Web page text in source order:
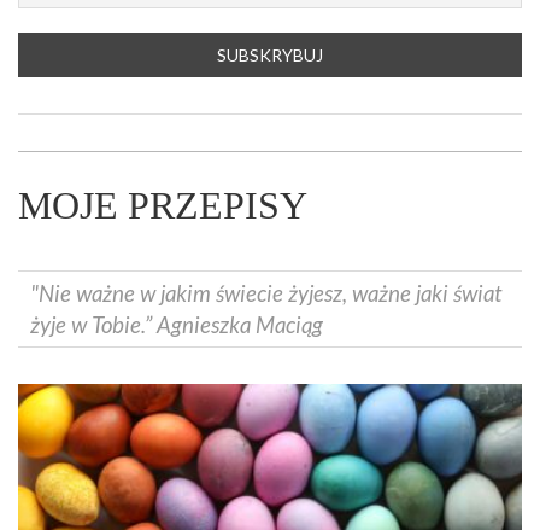
MOJE PRZEPISY
"Nie ważne w jakim świecie żyjesz, ważne jaki świat
żyje w Tobie.” Agnieszka Maciąg